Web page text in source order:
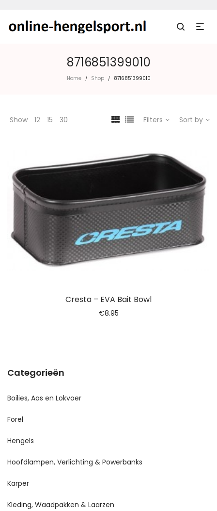
8716851399010
Home / Shop / 8716851399010
Show 12 15 30 Filters Sort by
Cresta – EVA Bait Bowl
€8.95
Categorieën
Boilies, Aas en Lokvoer
Forel
Hengels
Hoofdlampen, Verlichting & Powerbanks
Karper
Kleding, Waadpakken & Laarzen